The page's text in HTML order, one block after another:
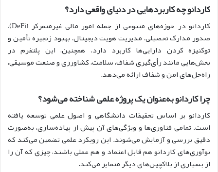
کاردانو چه کاربردهایی در دنیای واقعی دارد؟
کاردانو در حوزه‌های متنوعی از جمله امور مالی غیرمتمرکز (DeFi)،
صدور مدارک تحصیلی، مدیریت هویت دیجیتال، بهبود زنجیره تأمین و
توکنیزه کردن دارایی‌ها کاربرد دارد. همچنین، این پلتفرم در
بخش‌هایی مانند رأی‌گیری شفاف، سلامت، کشاورزی و صنعت موسیقی،
راه‌حل‌های امن و شفاف ارائه می‌دهد.
چرا کاردانو به‌عنوان یک پروژه علمی شناخته می‌شود؟
کاردانو بر اساس تحقیقات دانشگاهی و اصول علمی توسعه یافته
است. تمامی فناوری‌ها و ویژگی‌های آن پیش از پیاده‌سازی، به‌صورت
دقیق بررسی و آزمایش می‌شوند. این رویکرد علمی تضمین می‌کند که
نوآوری‌های کاردانو هم قابل اعتماد و هم عملی باشند، چیزی که آن را
از بسیاری از بلاکچین‌های دیگر متمایز می‌کند.